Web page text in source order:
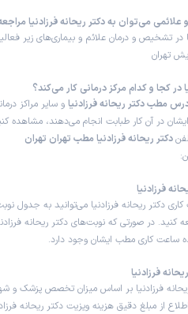
علائمی می‌توان به دکتر ریحانه فرزادنیا
در تشخیص و درمان علائم و بیماری‌های زیر
تهران
در کجا و کدام مرکز درمانی کار می‌کند؟
مطب دکتر ریحانه فرزادنیا و سایر مراکز
در آن کار طبابت انجام می‌دهند، مشاهده
دکتر ریحانه فرزادنیا مطب تهران تهران
فرزادنیا
دکتر ریحانه فرزادنیا می‌توانید به جدول
در صورتی که نوبت‌های دکتر ریحانه
ساعت کاری مطب ایشان وجود دارد.
فرزادنیا
فرزادنیا بر اساس میزان تخصص پزشک
از مبلغ دقیق هزینه ویزیت دکتر ریحانه